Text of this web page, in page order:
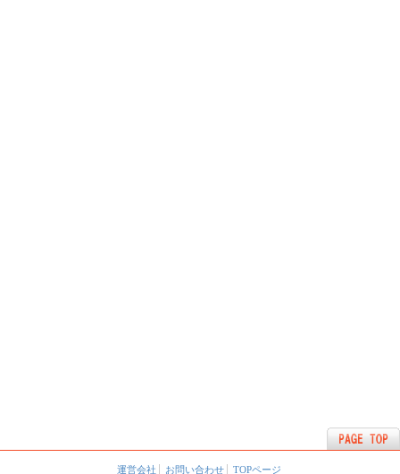
運営会社 お問い合わせ TOPページ